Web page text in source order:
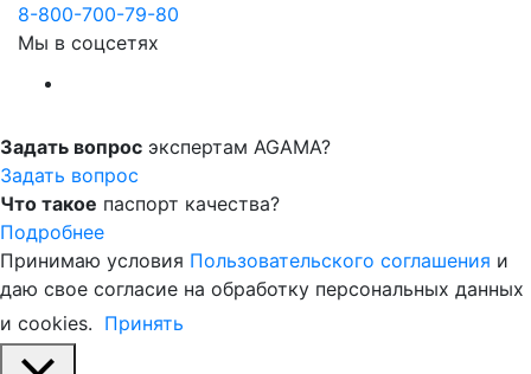
8-800-700-79-80
Мы в соцсетях
Задать вопрос экспертам AGAMA?
Задать вопрос
Что такое паспорт качества?
Подробнее
Принимаю условия Пользовательского соглашения и
даю свое согласие на обработку персональных данных
и cookies. Принять